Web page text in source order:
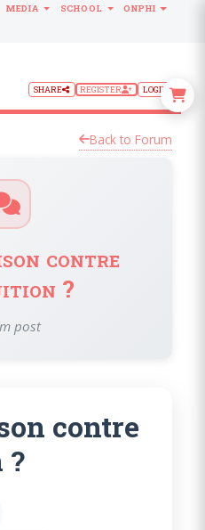
SHARE REGISTER LOGIN
Back to Forum
contre
?
post
contre
MEDIA SCHOOL ONPHI